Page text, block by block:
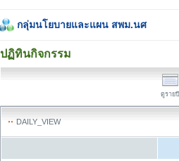
กลุ่มนโยบายและแผน สพม.นศ
ปฏิทินกิจกรรม
ดูรายปี
DAILY_VIEW